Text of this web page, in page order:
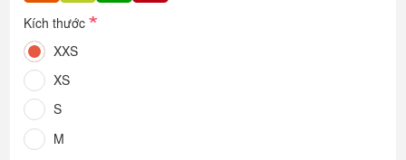
Kích thước*
XXS
XS
S
M